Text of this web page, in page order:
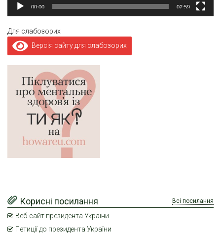
00:00 02:59
Для слабозорих
Версія сайту для слабозорих
Корисні посилання Всі посилання
Веб-сайт президента України
Петиції до президента України